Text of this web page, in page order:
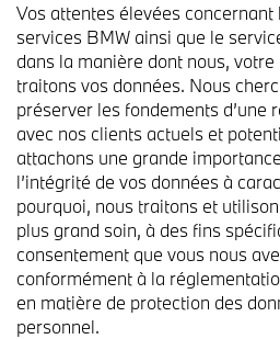
Vos attentes élevées
services BMW ainsi que le
dans la manière dont nous,
traitons vos données. Nous
préserver les fondements d’une
avec nos clients actuels et
attachons une grande
l’intégrité de vos données à
pourquoi, nous traitons et
plus grand soin, à des fins
consentement que vous nous
conformément à la
en matière de protection des
personnel.